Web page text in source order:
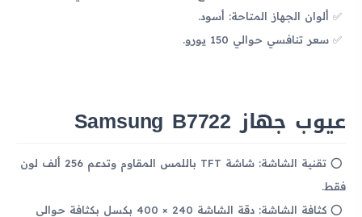
ألوان الجهاز المتاحة: أسود.
سعر تنافسي حوالي 150 يورو.
عيوب جهاز Samsung B7722
تقنية الشاشة: شاشة TFT باللمس المقاوم وتدعم 256 ألف لون
فقط.
كثافة الشاشة: دقة الشاشة 240 × 400 بكسل بكثافة حوالي